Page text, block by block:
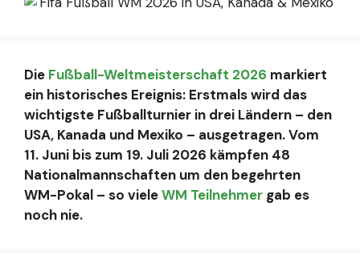
Die Fußball-Weltmeisterschaft 2026 markiert
ein historisches Ereignis: Erstmals wird das
wichtigste Fußballturnier in drei Ländern – den
USA, Kanada und Mexiko – ausgetragen. Vom
11. Juni bis zum 19. Juli 2026 kämpfen 48
Nationalmannschaften um den begehrten
WM-Pokal – so vieleWM Teilnehmer gab es
noch nie.